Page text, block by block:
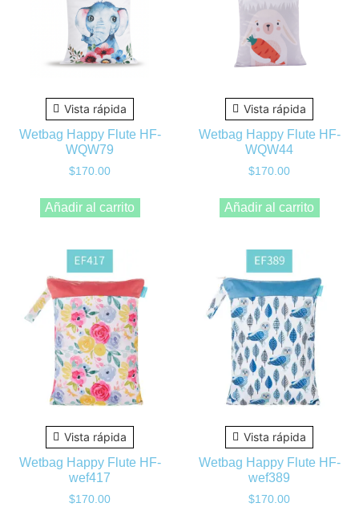
Vista rápida
Wetbag Happy Flute HF-
WQW79
$170.00
Añadir al carrito
Vista rápida
Wetbag Happy Flute HF-
WQW44
$170.00
Añadir al carrito
Vista rápida
Wetbag Happy Flute HF-
wef417
$170.00
Vista rápida
Wetbag Happy Flute HF-
wef389
$170.00